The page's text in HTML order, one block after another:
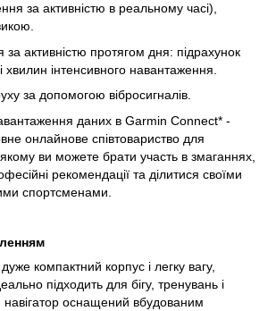
за активністю в реальному часі),
активністю протягом дня: підрахунок
хвилин інтенсивного навантаження.
за допомогою вібросигналів.
даних в Garmin Connect* -
онлайнове співтовариство для
ви можете брати участь в змаганнях,
рекомендації та ділитися своїми
спортсменами.
компактний корпус і легку вагу,
підходить для бігу, тренувань і
оснащений вбудованим